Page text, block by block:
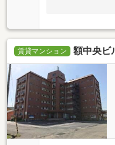
賃貸マンション 額中央ビ